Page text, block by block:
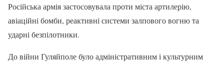
Російська армія застосовувала проти міста артилерію,
авіаційні бомби, реактивні системи залпового вогню та
ударні безпілотники.
До війни Гуляйполе було адміністративним і культурним